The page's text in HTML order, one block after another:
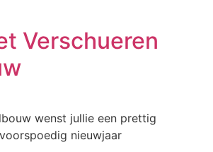
Verschueren
wenst jullie een prettig
nieuwjaar